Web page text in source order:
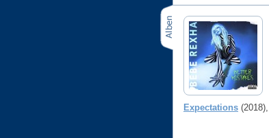
Expectations (2018)